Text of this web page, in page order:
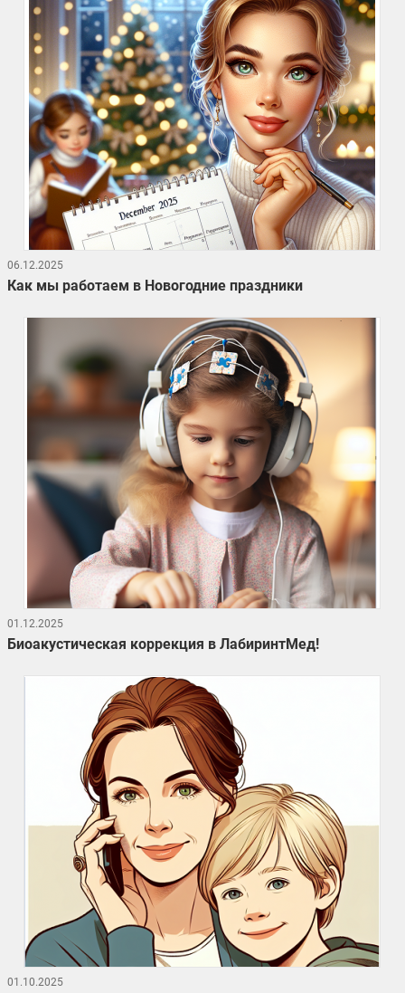
06.12.2025
Как мы работаем в Новогодние праздники
01.12.2025
Биоакустическая коррекция в ЛабиринтМед!
01.10.2025